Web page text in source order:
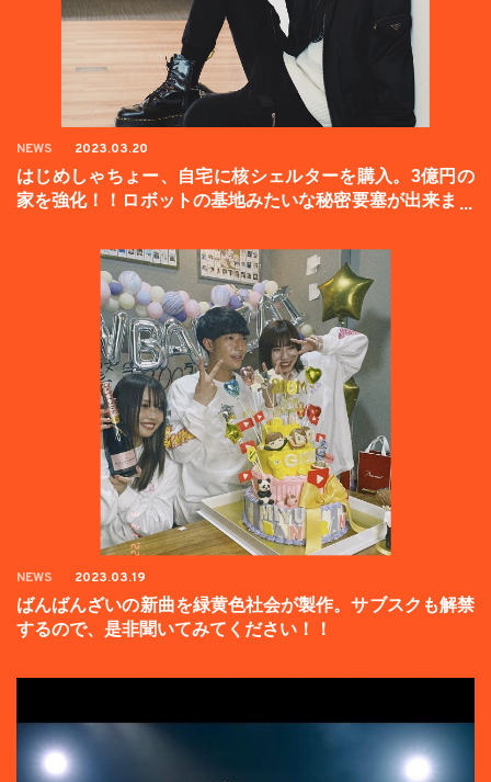
NEWS 2023.03.20
はじめしゃちょー、自宅に核シェルターを購入。3億円の
家を強化！！ロボットの基地みたいな秘密要塞が出来まし
NEWS 2023.03.19
ばんばんざいの新曲を緑黄色社会が製作。サブスクも解禁
するので、是非聞いてみてください！！